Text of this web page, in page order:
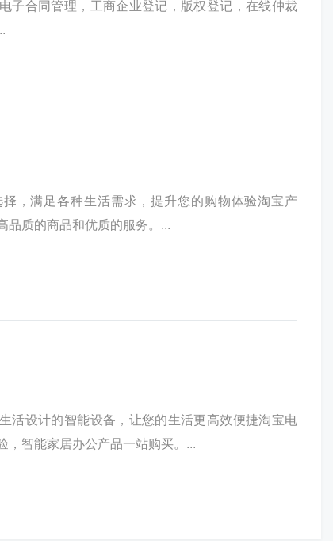
子合同管理，工商企业登记，版权登记，在线仲裁
，满足各种生活需求，提升您的购物体验淘宝产
品质的商品和优质的服务。...
活设计的智能设备，让您的生活更高效便捷淘宝电
，智能家居办公产品一站购买。...